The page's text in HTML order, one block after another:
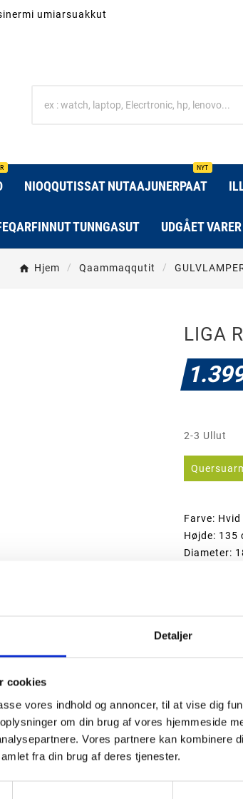
Detaljer
cookies
vores indhold og annoncer, til at vise dig
om din brug af vores hjemmeside
Vores partnere kan kombinere
fra din brug af deres tjenester.
umiarsuakkut
NIOQQUTISSAT NUTAAJUNERPAAT
NYT
TUNNGASUT UDGÅET VARER
Hjem Qaammaqqutit
LIGA
2-3 Ullut
Farve:
Højde: 135
Diameter:
